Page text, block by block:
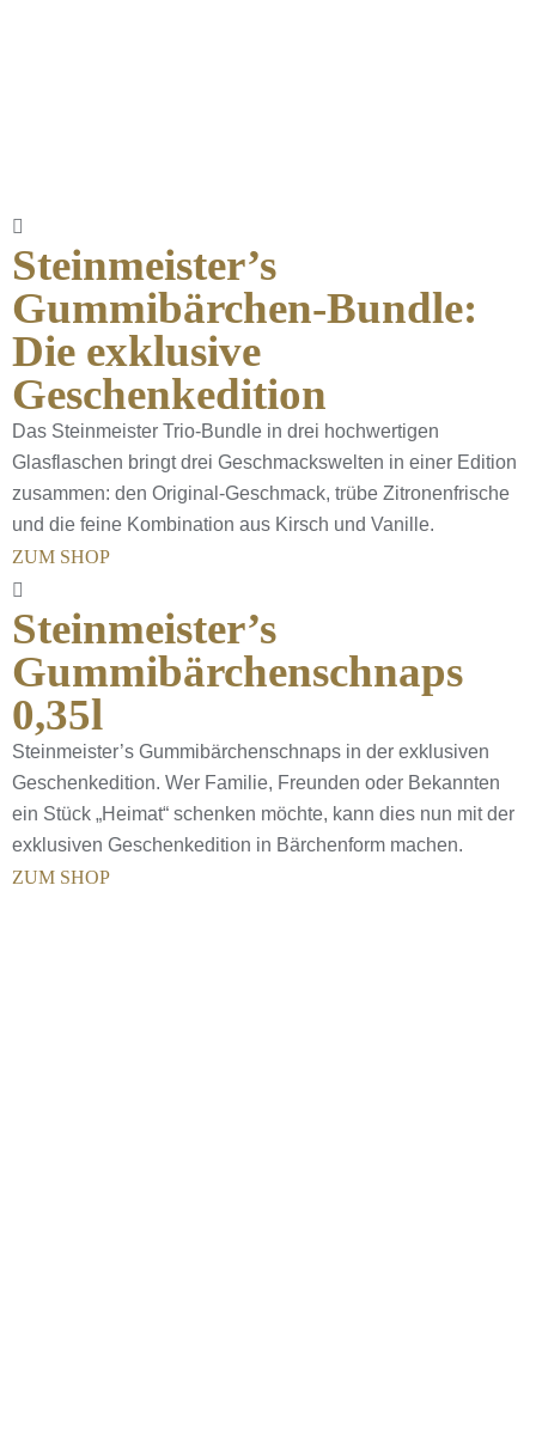
Steinmeister’s
Gummibärchen-Bundle:
Die exklusive
Geschenkedition
Das Steinmeister Trio-Bundle in drei hochwertigen
Glasflaschen bringt drei Geschmackswelten in einer Edition
zusammen: den Original-Geschmack, trübe Zitronenfrische
und die feine Kombination aus Kirsch und Vanille.
ZUM SHOP
Steinmeister’s
Gummibärchenschnaps
0,35l
Steinmeister’s Gummibärchenschnaps in der exklusiven
Geschenkedition. Wer Familie, Freunden oder Bekannten
ein Stück „Heimat“ schenken möchte, kann dies nun mit der
exklusiven Geschenkedition in Bärchenform machen.
ZUM SHOP